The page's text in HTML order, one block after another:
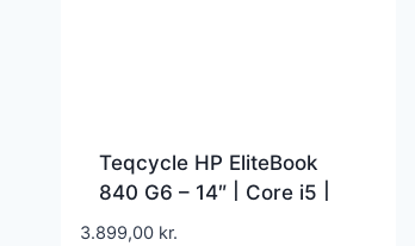
Teqcycle HP EliteBook
840 G6 – 14″ | Core i5 |
16GB | 512GB | Premium
3.899,00 kr.